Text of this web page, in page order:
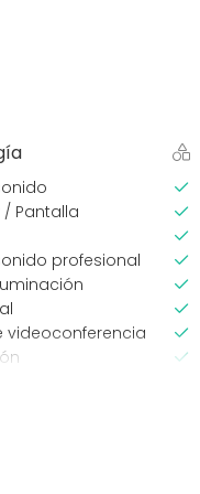
Pantalla
profesional
videoconferencia